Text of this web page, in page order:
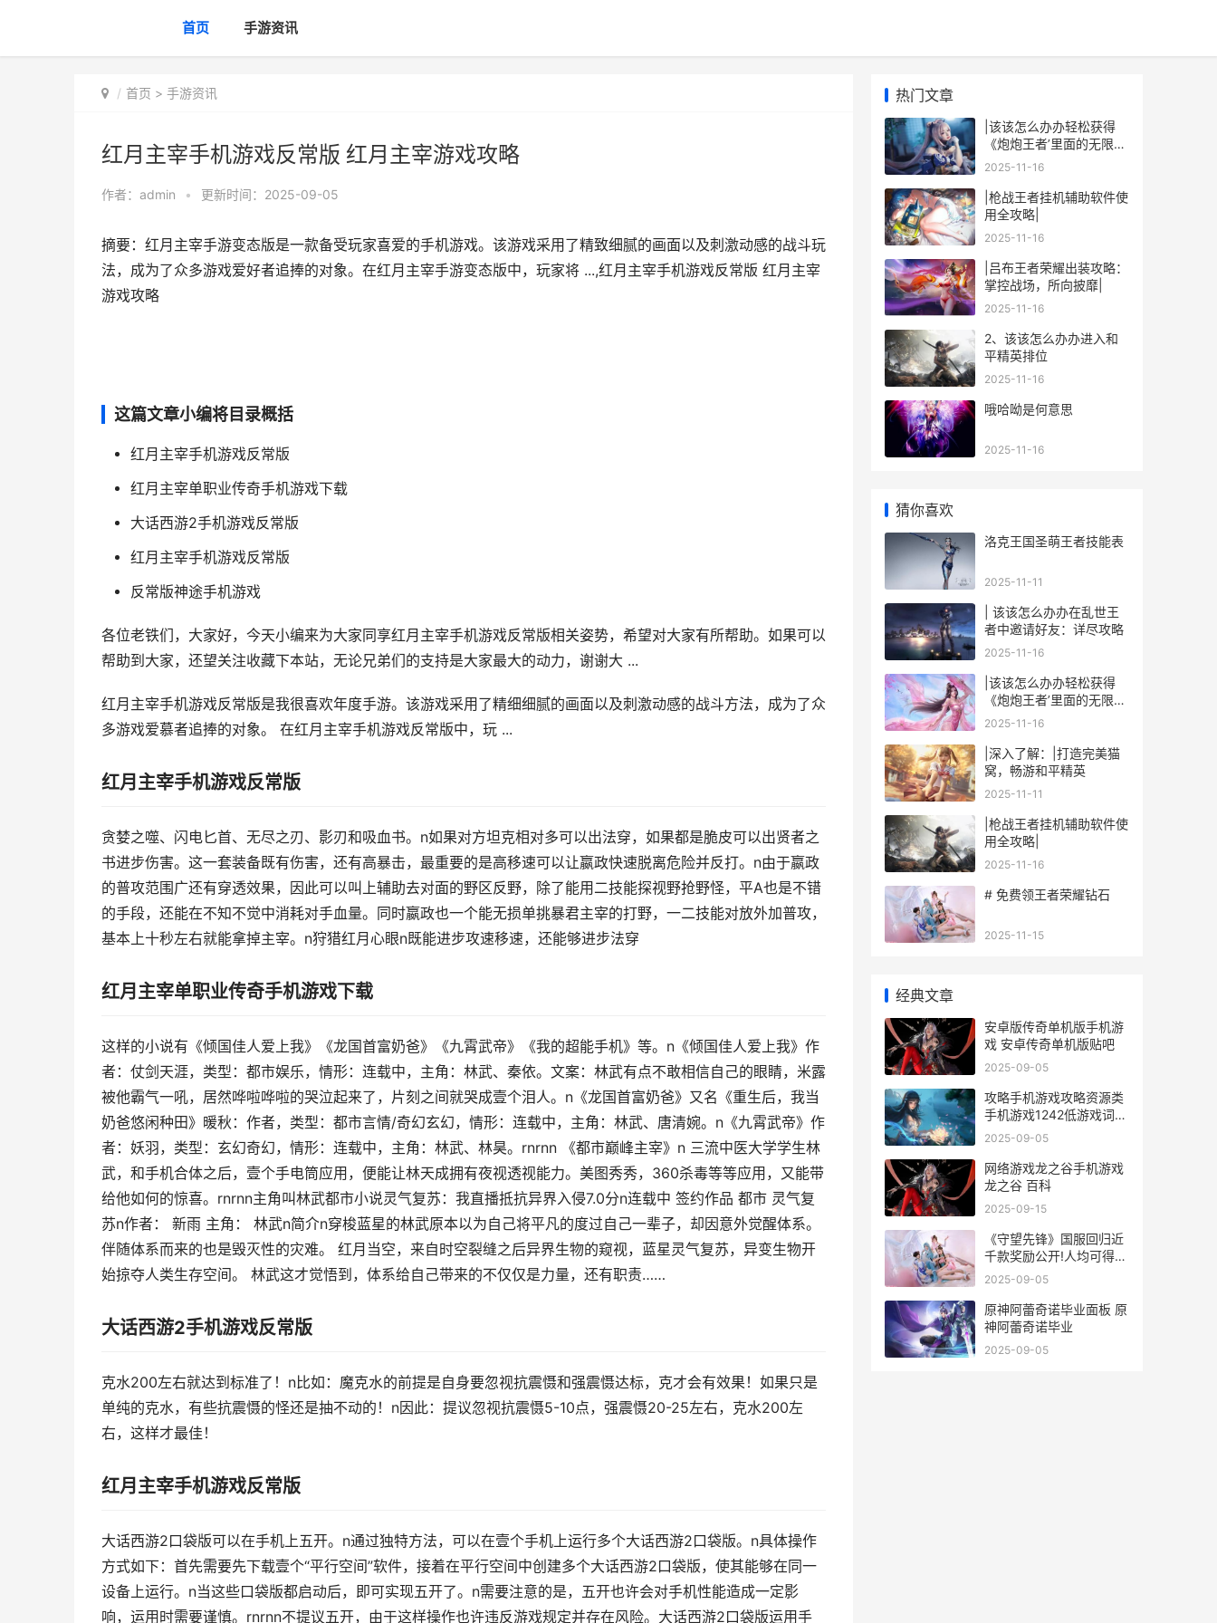
首页 手游资讯
首页 > 手游资讯
红月主宰手机游戏反常版 红月主宰游戏攻略
作者： admin • 更新时间：2025-09-05
摘要：红月主宰手游变态版是一款备受玩家喜爱的手机游戏。该游戏采用了精致细腻的画面以及刺激动感的战斗玩
法，成为了众多游戏爱好者追捧的对象。在红月主宰手游变态版中，玩家将 ...,红月主宰手机游戏反常版 红月主宰
游戏攻略
这篇文章小编将目录概括
红月主宰手机游戏反常版
红月主宰单职业传奇手机游戏下载
大话西游2手机游戏反常版
红月主宰手机游戏反常版
反常版神途手机游戏
各位老铁们，大家好，今天小编来为大家同享红月主宰手机游戏反常版相关姿势，希望对大家有所帮助。如果可以
帮助到大家，还望关注收藏下本站，无论兄弟们的支持是大家最大的动力，谢谢大 ...
红月主宰手机游戏反常版是我很喜欢年度手游。该游戏采用了精细细腻的画面以及刺激动感的战斗方法，成为了众
多游戏爱慕者追捧的对象。 在红月主宰手机游戏反常版中，玩 ...
红月主宰手机游戏反常版
贪婪之噬、闪电匕首、无尽之刃、影刃和吸血书。n如果对方坦克相对多可以出法穿，如果都是脆皮可以出贤者之
书进步伤害。这一套装备既有伤害，还有高暴击，最重要的是高移速可以让嬴政快速脱离危险并反打。n由于嬴政
的普攻范围广还有穿透效果，因此可以叫上辅助去对面的野区反野，除了能用二技能探视野抢野怪，平A也是不错
的手段，还能在不知不觉中消耗对手血量。同时嬴政也一个能无损单挑暴君主宰的打野，一二技能对放外加普攻，
基本上十秒左右就能拿掉主宰。n狩猎红月心眼n既能进步攻速移速，还能够进步法穿
红月主宰单职业传奇手机游戏下载
这样的小说有《倾国佳人爱上我》《龙国首富奶爸》《九霄武帝》《我的超能手机》等。n《倾国佳人爱上我》作
者：仗剑天涯，类型：都市娱乐，情形：连载中，主角：林武、秦依。文案：林武有点不敢相信自己的眼睛，米露
被他霸气一吼，居然哗啦哗啦的哭泣起来了，片刻之间就哭成壹个泪人。n《龙国首富奶爸》又名《重生后，我当
奶爸悠闲种田》暖秋：作者，类型：都市言情/奇幻玄幻，情形：连载中，主角：林武、唐清婉。n《九霄武帝》作
者：妖羽，类型：玄幻奇幻，情形：连载中，主角：林武、林昊。rnrnn 《都市巅峰主宰》n 三流中医大学学生林
武，和手机合体之后，壹个手电筒应用，便能让林天成拥有夜视透视能力。美图秀秀，360杀毒等等应用，又能带
给他如何的惊喜。rnrnn主角叫林武都市小说灵气复苏：我直播抵抗异界入侵7.0分n连载中 签约作品 都市 灵气复
苏n作者： 新雨 主角： 林武n简介n穿梭蓝星的林武原本以为自己将平凡的度过自己一辈子，却因意外觉醒体系。
伴随体系而来的也是毁灭性的灾难。 红月当空，来自时空裂缝之后异界生物的窥视，蓝星灵气复苏，异变生物开
始掠夺人类生存空间。 林武这才觉悟到，体系给自己带来的不仅仅是力量，还有职责……
大话西游2手机游戏反常版
克水200左右就达到标准了！n比如：魔克水的前提是自身要忽视抗震慑和强震慑达标，克才会有效果！如果只是
单纯的克水，有些抗震慑的怪还是抽不动的！n因此：提议忽视抗震慑5-10点，强震慑20-25左右，克水200左
右，这样才最佳！
红月主宰手机游戏反常版
大话西游2口袋版可以在手机上五开。n通过独特方法，可以在壹个手机上运行多个大话西游2口袋版。n具体操作
方式如下：首先需要先下载壹个“平行空间”软件，接着在平行空间中创建多个大话西游2口袋版，使其能够在同一
设备上运行。n当这些口袋版都启动后，即可实现五开了。n需要注意的是，五开也许会对手机性能造成一定影
响，运用时需要谨慎。rnrnn不提议五开，由于这样操作也许违反游戏规定并存在风险。大话西游2口袋版运用手
热门文章
|该该怎么办办轻松获得
《炮炮王者’里面的无限金
币和星星|
2025-11-16
|枪战王者挂机辅助软件使
用全攻略|
2025-11-16
|吕布王者荣耀出装攻略：
掌控战场，所向披靡|
2025-11-16
2、该该怎么办办进入和
平精英排位
2025-11-16
哦哈呦是何意思
2025-11-16
猜你喜欢
洛克王国圣萌王者技能表
2025-11-11
| 该该怎么办办在乱世王
者中邀请好友：详尽攻略
2025-11-16
|该该怎么办办轻松获得
《炮炮王者’里面的无限金
币和星星|
2025-11-16
|深入了解：|打造完美猫
窝，畅游和平精英
2025-11-11
|枪战王者挂机辅助软件使
用全攻略|
2025-11-16
# 免费领王者荣耀钻石
2025-11-15
经典文章
安卓版传奇单机版手机游
戏 安卓传奇单机版贴吧
2025-09-05
攻略手机游戏攻略资源类
手机游戏1242低游戏词
攻略向游戏手机版有哪些
2025-09-05
网络游戏龙之谷手机游戏
龙之谷 百科
2025-09-15
《守望先锋》国服回归近
千款奖励公开!人均可得9
款满级神话皮肤 守望先锋
2025-09-05
原神阿蕾奇诺毕业面板 原
神阿蕾奇诺毕业
2025-09-05